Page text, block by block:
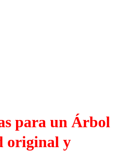
para un Árbol
original y